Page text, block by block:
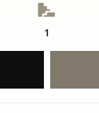
1